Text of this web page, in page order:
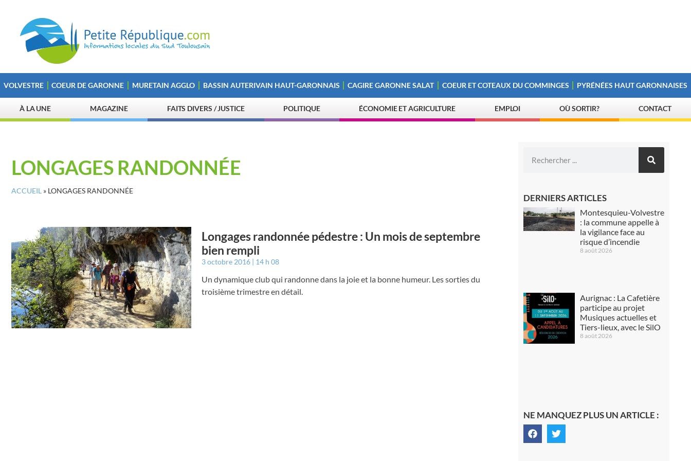
VOLVESTRE COEUR DE GARONNE MURETAIN AGGLO BASSIN AUTERIVAIN HAUT-GARONNAIS CAGIRE GARONNE SALAT COEUR ET COTEAUX DU COMMINGES PYRÉNÉES HAUT GARONNAISES
À LA UNE MAGAZINE FAITS DIVERS / JUSTICE POLITIQUE ÉCONOMIE ET AGRICULTURE EMPLOI OÙ SORTIR? CONTACT
LONGAGES RANDONNÉE
ACCUEIL » LONGAGES RANDONNÉE
Longages randonnée pédestre : Un mois de septembre
bien rempli
3 octobre 2016 14 h 08
Un dynamique club qui randonne dans la joie et la bonne humeur. Les sorties du
troisième trimestre en détail.
DERNIERS ARTICLES
Montesquieu-Volvestre
: la commune appelle à
la vigilance face au
risque d’incendie
8 août 2026
Aurignac : La Cafetière
participe au projet
Musiques actuelles et
Tiers-lieux, avec le SilO
8 août 2026
NE MANQUEZ PLUS UN ARTICLE :